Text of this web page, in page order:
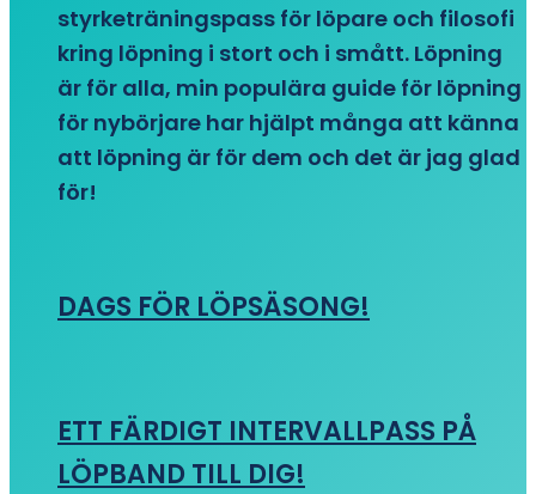
styrketräningspass för löpare och filosofi
kring löpning i stort och i smått. Löpning
är för alla, min populära guide för löpning
för nybörjare har hjälpt många att känna
att löpning är för dem och det är jag glad
för!
DAGS FÖR LÖPSÄSONG!
ETT FÄRDIGT INTERVALLPASS PÅ
LÖPBAND TILL DIG!